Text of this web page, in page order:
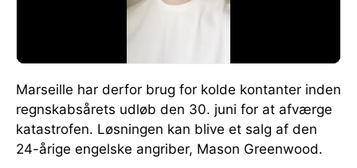
Marseille har derfor brug for kolde kontanter inden
regnskabsårets udløb den 30. juni for at afværge
katastrofen. Løsningen kan blive et salg af den
24-årige engelske angriber, Mason Greenwood.